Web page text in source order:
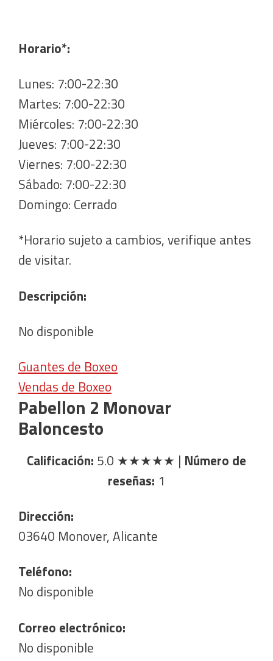
Horario*:
Lunes: 7:00-22:30
Martes: 7:00-22:30
Miércoles: 7:00-22:30
Jueves: 7:00-22:30
Viernes: 7:00-22:30
Sábado: 7:00-22:30
Domingo: Cerrado
*Horario sujeto a cambios, verifique antes
de visitar.
Descripción:
No disponible
Guantes de Boxeo
Vendas de Boxeo
Pabellon 2 Monovar
Baloncesto
Calificación: 5.0 ★★★★★ | Número de
reseñas: 1
Dirección:
03640 Monover, Alicante
Teléfono:
No disponible
Correo electrónico:
No disponible